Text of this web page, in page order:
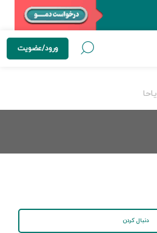
ورود/عضویت
یاحا
دنبال کردن